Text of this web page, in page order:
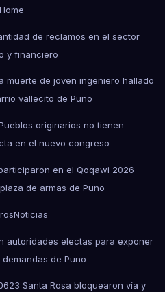
Home
de reclamos en el sector
y financiero
muerte de joven ingeniero hallado
vallecito de Puno
originarios no tienen
en el nuevo congreso
en el Qoqawi 2026
de armas de Puno
Noticias
autoridades electas para exponer
de Puno
Santa Rosa bloquearon vía y